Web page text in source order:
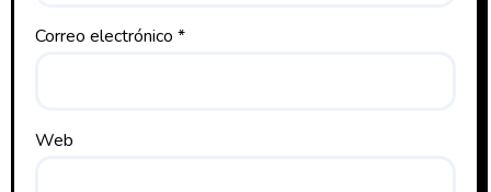
Correo electrónico *
Web